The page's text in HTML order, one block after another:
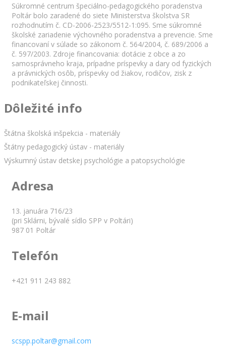
Súkromné centrum špeciálno-pedagogického poradenstva
Poltár bolo zaradené do siete Ministerstva školstva SR
rozhodnutím č. CD-2006-2523/5512-1:095. Sme súkromné
školské zariadenie výchovného poradenstva a prevencie. Sme
financovaní v súlade so zákonom č. 564/2004, č. 689/2006 a
č. 597/2003. Zdroje financovania: dotácie z obce a zo
samosprávneho kraja, prípadne príspevky a dary od fyzických
a právnických osôb, príspevky od žiakov, rodičov, zisk z
podnikateľskej činnosti.
Dôležité info
Štátna školská inšpekcia - materiály
Štátny pedagogický ústav - materiály
Výskumný ústav detskej psychológie a patopsychológie
Adresa
13. januára 716/23
(pri Sklárni, bývalé sídlo SPP v Poltári)
987 01 Poltár
Telefón
+421 911 243 882
E-mail
scspp.poltar@gmail.com